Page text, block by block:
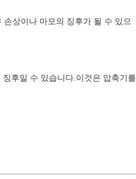
상이나 마모의 징후가 될 수 있으
후일 수 있습니다.이것은 압축기를